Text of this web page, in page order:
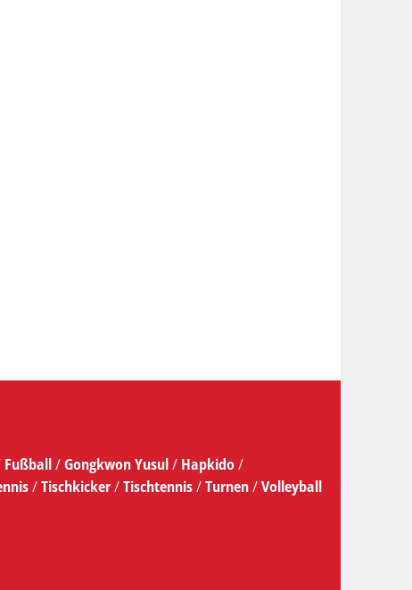
Fußball/Gongkwon Yusul/ Hapkido/
/Tischkicker/Tischtennis/Turnen/Volleyball